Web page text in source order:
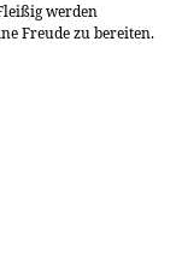
werden
Freude zu bereiten.